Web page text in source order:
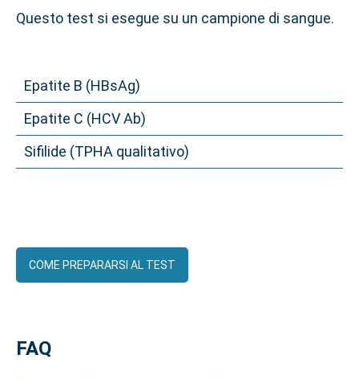
Questo test si esegue su un campione di sangue.
Epatite B (HBsAg)
Epatite C (HCV Ab)
Sifilide (TPHA qualitativo)
COME PREPARARSI AL TEST
FAQ